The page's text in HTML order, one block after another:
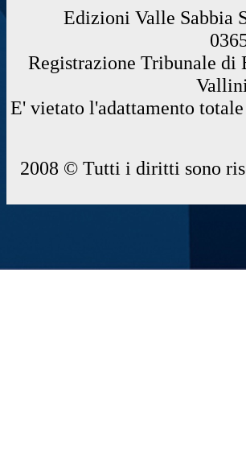
Edizioni Valle Sabbia
Registrazione Tribunale di
E' vietato l'adattamento
2008 © Tutti i diritti sono